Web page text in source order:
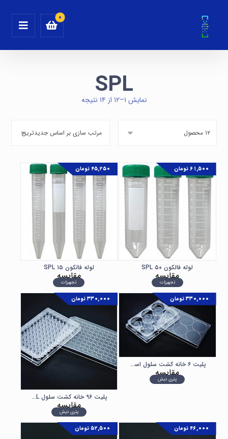
SPLنمایش ۱–۱۲ از ۱۴ نتیجه
لوله فالکون ۵۰ SPL
تجهیزات
۶۱,۵۰۰ تومان
مقایسه
لوله فالکون ۱۵ SPL
تجهیزات
۴۵,۲۵۰ تومان
مقایسه
پلیت ۶ خانه کشت سلول استریل SPL
پتری دیش
۳۳۰,۰۰۰ تومان
مقایسه
پلیت ۹۶ خانه کشت سلول SPL
پتری دیش
۳۳۰,۰۰۰ تومان
مقایسه
۴۶,۰۰۰ تومان ۵۲,۵۰۰ تومان